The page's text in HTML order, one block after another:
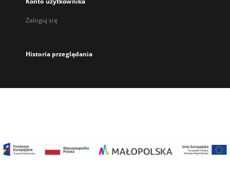
Zaloguj się
Historia przeglądania